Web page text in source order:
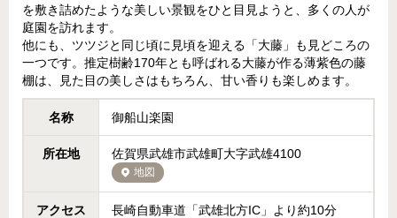
を敷き詰めたような美しい景観をひと目見ようと、多くの人が
庭園を訪れます。
他にも、ツツジと同じ頃に見頃を迎える「大藤」も見どころの
一つです。推定樹齢170年とも呼ばれる大藤が作る薄紫色の藤
棚は、見た目の美しさはもちろん、甘い香りも楽しめます。
名称 御船山楽園
所在地 佐賀県武雄市武雄町大字武雄4100
地図
アクセス 長崎自動車道「武雄北方IC」より約10分